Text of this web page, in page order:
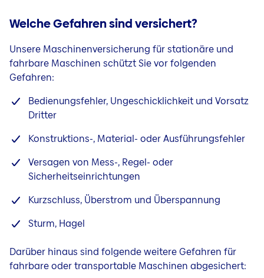
Welche Gefahren sind versichert?
Unsere Maschinenversicherung für stationäre und
fahrbare Maschinen schützt Sie vor folgenden
Gefahren:
Bedienungsfehler, Ungeschicklichkeit und Vorsatz
Dritter
Konstruktions-, Material- oder Ausführungsfehler
Versagen von Mess-, Regel- oder
Sicherheitseinrichtungen
Kurzschluss, Überstrom und Überspannung
Sturm, Hagel
Darüber hinaus sind folgende weitere Gefahren für
fahrbare oder transportable Maschinen abgesichert: